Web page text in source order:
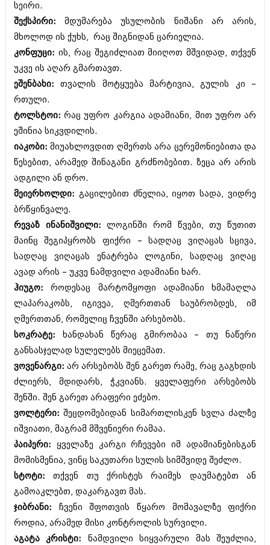
კულინარია
ავტორჩევები
ბელადები
ბიზნესსიახლეები
გვარები
თემიდას სასწორი
იუმორი
კალეიდოსკოპი
ჰოროსკოპი და შეუცნობელი
კრიმინალი
რომანი და დეტექტივი
სახალისო ამბები
შოუბიზნესი
დაიჯესტი
ქალი და მამაკაცი
ისტორია
სხვადასხვა
ანონსი
არქივი
აგვისტო 2018 (162)
ივლისი 2018 (223)
მაისი 2018 (211)
აპრილი 2018 (194)
მარტი 2018 (256)
თებერვალი 2018 (208)
იანვარი 2018 (215)
დეკემბერი 2017 (243)
ბიზნესსიახლეები
გვარები
თემიდას სასწორი
იუმორი
კალეიდოსკოპი
ჰოროსკოპი და შეუცნობელი
კრიმინალი
რომანი და დეტექტივი
სახალისო ამბები
შოუბიზნესი
დაიჯესტი
ქალი და მამაკაცი
ისტორია
სხვადასხვა
ანონსი
არქივი
ნოემბერი 2020 (103)
ოქტომბერი 2020 (209)
სექტემბერი 2020 (204)
აგვისტო 2020 (249)
ივლისი 2020 (204)
ივნისი 2020 (249)
არქივის ზომის ნახვა
სეირი.
შექსპირი: მდუმარება უსულობის ნიშანი არ არის,
მხოლოდ ის ქუხს, რაც შიგნიდან ცარიელია.
კონფუცი: ის, რაც შეგიძლიათ მიიღოთ მშვიდად, თქვენ
უკვე ის აღარ გმართავთ.
ეშენბახი:თვალის მოტყუება მარტივია, გულის კი –
რთული.
ტოლსტოი: რაც უფრო კარგია ადამიანი, მით უფრო არ
ეშინია სიკვდილის.
იაკობი:მიუახლოვდით ღმერთს არა ცერემონიებითა და
წესებით, არამედ შინაგანი გრძნობებით. ზეცა არ არის
ადგილი ან დრო.
მეიერხოლდი: გაცილებით ძნელია, იყოთ სადა, ვიდრე
ბრწყინვალე.
რევაზ ინანიშვილი: ლოგინში რომ წვები, თუ წუთით
მაინც შეგიპყრობს ფიქრი – სადღაც ვიღაცას სცივა,
სადღაც ვიღაცას ენატრება ლოგინი, სადღაც ვიღაც
ავად არის – უკვე ნამდვილი ადამიანი ხარ.
ჰიუგო: როდესაც მარტომყოფი ადამიანი ხმამაღლა
ლაპარაკობს, იგივეა, ღმერთთან საუბრობდეს, იმ
ღმერთთან, რომელიც ჩვენში არსებობს.
სოკრატე: ხანდახან წერაც გმირობაა – თუ ნაწერი
განსასჯელად სულელებს მიეცემათ.
ვოვენარგი: არ არსებობს შენ გარეთ რამე, რაც გაგხდის
ძლიერს, მდიდარს, ჭკვიანს. ყველაფერი არსებობს
შენში. შენ გარეთ არაფერი ეძებო.
ვოლტერი: შეცდომებიდან სიმართლისკენ სვლა ძალზე
იშვიათი, მაგრამ მშვენიერი რამაა.
პაიპერი: ყველაზე კარგი რჩევები იმ ადამიანებისგან
მომისმენია, ვინც საკუთარი სულის სიმშვიდე შეძლო.
სტოტი: თქვენ თუ ქრისტეს რაიმეს დაუმატებთ ან
გამოაკლებთ, დაკარგავთ მას.
ჯიბრანი: ჩვენი შფოთვის წყარო მომავალზე ფიქრი
როდია, არამედ მისი კონტროლის სურვილი.
აგატა კრისტი: ნამდვილი სიყვარული მას შეუძლია,